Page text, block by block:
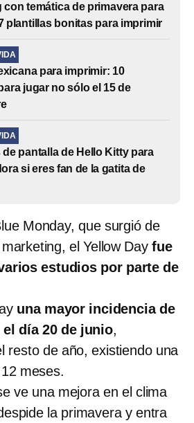
con temática de primavera para
plantillas bonitas para imprimir
para imprimir: 10
jugar no sólo el 15 de
pantalla de Hello Kitty para
si eres fan de la gatita de
Monday, que surgió de
el Yellow Dayfue
estudios por parte de
una mayor incidencia de
día 20 de junio,
resto de año, existiendo una
meses.
ve una mejora en el clima
la primavera y entra